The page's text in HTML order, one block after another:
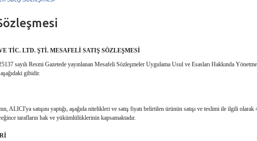
TİC. LTD. ŞTİ. MESAFELİ SATIŞ SÖZLEŞMESİ
sayılı Resmi Gazetede yayınlanan Mesafeli Sözleşmeler Uygulama Usul ve Esasları Hakkında
gibidir.
ALICI'ya satışını yaptığı, aşağıda nitelikleri ve satış fiyatı belirtilen ürünün satışı ve teslimi ile ilgili
tarafların hak ve yükümlülüklerinin kapsamaktadır.